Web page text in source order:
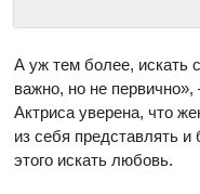
А уж тем более, искать
важно, но не
Актриса уверена, что
из себя представлять
этого искать любовь.